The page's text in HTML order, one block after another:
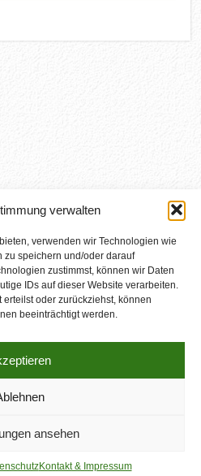
verwalten
verwenden wir Technologien wie
zu speichern und/oder darauf
zustimmst, können wir Daten
IDs auf dieser Website verarbeiten.
oder zurückziehst, können
beeinträchtigt werden.
ansehen
Kontakt & Impressum
Theme by